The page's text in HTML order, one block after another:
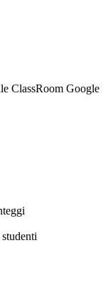
ClassRoom Google